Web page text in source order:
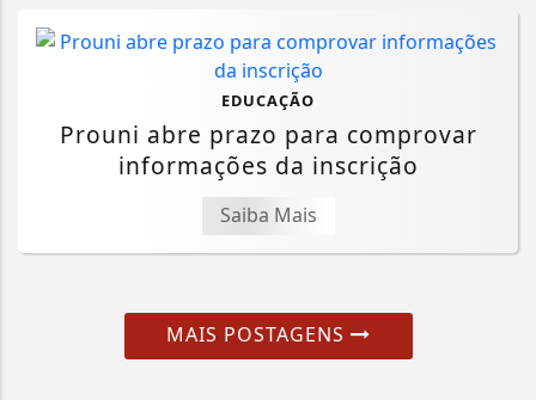
EDUCAÇÃO
Prouni abre prazo para comprovar
informações da inscrição
Saiba Mais
MAIS POSTAGENS